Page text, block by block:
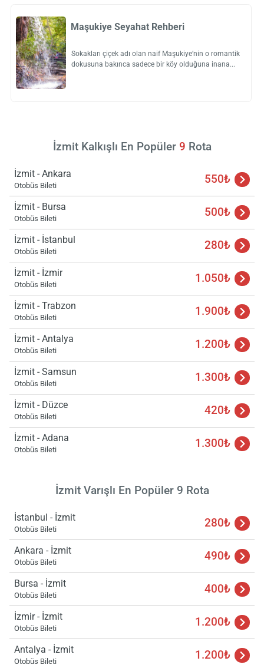
Maşukiye Seyahat Rehberi
Sokakları çiçek adı olan naif Maşukiye’nin o romantik
dokusuna bakınca sadece bir köy olduğuna inana
İzmit Kalkışlı En Popüler 9 Rota
İzmit - Ankara
Otobüs Bileti 550₺
İzmit - Bursa
Otobüs Bileti 500₺
İzmit - İstanbul
Otobüs Bileti 280₺
İzmit - İzmir
Otobüs Bileti 1.050₺
İzmit - Trabzon
Otobüs Bileti 1.900₺
İzmit - Antalya
Otobüs Bileti 1.200₺
İzmit - Samsun
Otobüs Bileti 1.300₺
İzmit - Düzce
Otobüs Bileti 420₺
İzmit - Adana
Otobüs Bileti 1.300₺
İzmit Varışlı En Popüler 9 Rota
İstanbul - İzmit
Otobüs Bileti 280₺
Ankara - İzmit
Otobüs Bileti 490₺
Bursa - İzmit
Otobüs Bileti 400₺
İzmir - İzmit
Otobüs Bileti 1.200₺
Antalya - İzmit
Otobüs Bileti 1.200₺